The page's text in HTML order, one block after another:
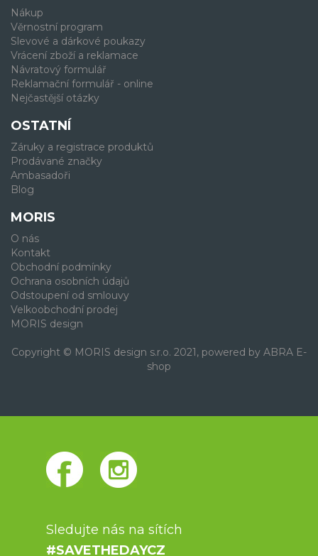
Nákup
Věrnostní program
Slevové a dárkové poukazy
Vrácení zboží a reklamace
Návratový formulář
Reklamační formulář - online
Nejčastější otázky
OSTATNÍ
Záruky a registrace produktů
Prodávané značky
Ambasadoři
Blog
MORIS
O nás
Kontakt
Obchodní podmínky
Ochrana osobních údajů
Odstoupení od smlouvy
Velkoobchodní prodej
MORIS design
Copyright © MORIS design s.r.o. 2021, powered by ABRA E-
shop
Sledujte nás na sítích
#SAVETHEDAYCZ